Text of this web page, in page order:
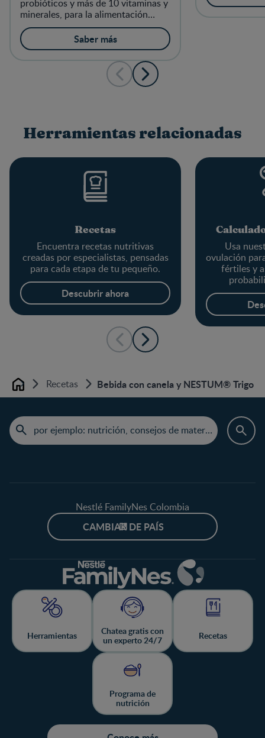
probióticos y más de 10 vitaminas y
minerales, para la alimentación
complementaria de los niños a
partir de 6 mesesSaber más
partir de 12
Herramientas relacionadas
Recetas
Encuentra recetas nutritivas
creadas por especialistas, pensadas
para cada etapa de tu pequeño.
Descubrir ahora
Usa
ovulación
fértiles y
Home Recetas Bebida con canela y NESTUM® Trigo
Nestlé FamilyNes Colombia
CAMBIAR DE PAÍS
Herramientas
Chatea gratis con
un experto 24/7
Recetas
Programa de
nutrición